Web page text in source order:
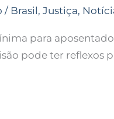
/ Brasil, Justiça,
para
pode ter reflexos